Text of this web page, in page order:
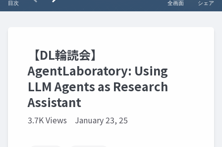
【DL輪読会】
AgentLaboratory: Using
LLM Agents as Research
Assistant
3.7K Views January 23, 25